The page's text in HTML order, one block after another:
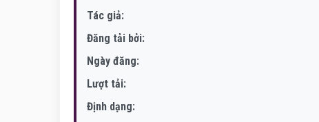
Tác giả:
Đăng tải bởi:
Ngày đăng:
Lượt tải:
Định dạng: